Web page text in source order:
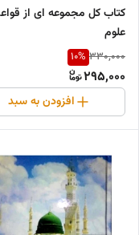
کتاب کل مجموعه ای از
علوم
330,000
10%
295,000
افزودن به سبد